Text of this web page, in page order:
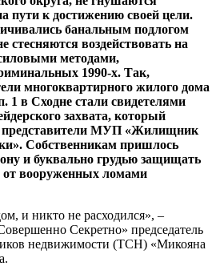
пути к достижению своей цели.
банальным подлогом
стесняются воздействовать на
методами,
1990-х. Так,
многоквартирного жилого дома
1 в Сходне стали свидетелями
захвата, который
представители МУП «Жилищник
Собственникам пришлось
и буквально грудью защищать
от вооруженных ломами
и никто не расходился», –
Секретно» председатель
недвижимости (ТСН) «Микояна